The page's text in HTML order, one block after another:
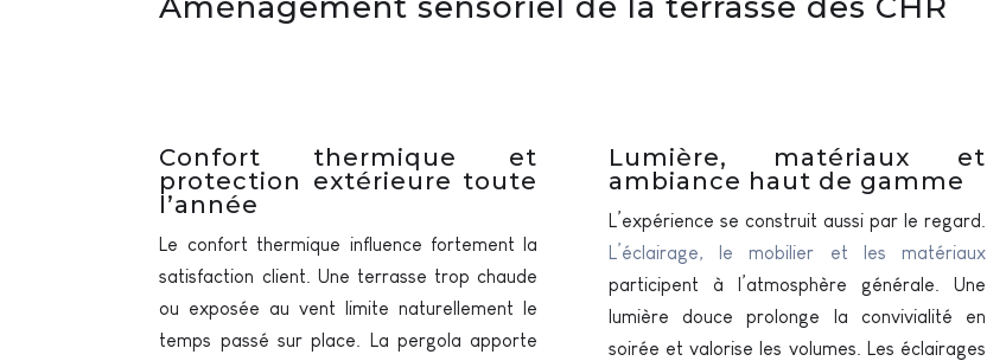
Confort thermique et
protection extérieure toute
l’année
Le confort thermique influence fortement la
satisfaction client. Une terrasse trop chaude
ou exposée au vent limite naturellement le
temps passé sur place. La pergola apporte
Lumière, matériaux et
ambiance haut de gamme
L’expérience se construit aussi par le regard.
L’éclairage, le mobilier et les matériaux
participent à l’atmosphère générale. Une
lumière douce prolonge la convivialité en
soirée et valorise les volumes. Les éclairages